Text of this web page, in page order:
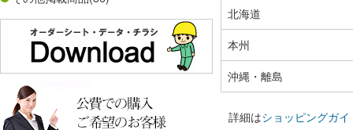
北海道
本州
沖縄・離島
詳細はショッピングガイ